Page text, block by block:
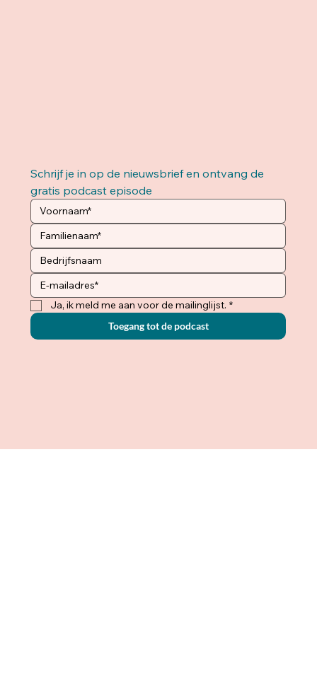
Schrijf je in op de nieuwsbrief en ontvang de
gratis podcast episode
Ja, ik meld me aan voor de mailinglijst. *
Toegang tot de podcast